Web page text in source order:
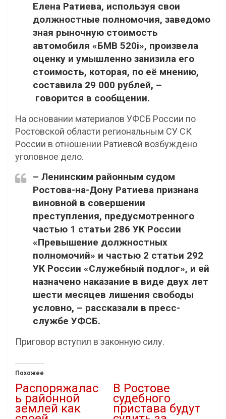
Елена Ратиева, используя свои
должностные полномочия, заведомо
зная рыночную стоимость
автомобиля «БМВ 520i», произвела
оценку и умышленно занизила его
стоимость, которая, по её мнению,
составила 29 000 рублей, –
говорится в сообщении.
На основании материалов УФСБ России по
Ростовской области региональным СУ СК
России в отношении Ратиевой возбуждено
уголовное дело.
– Ленинским районным судом
Ростова-на-Дону Ратиева признана
виновной в совершении
преступления, предусмотренного
частью 1 статьи 286 УК России
«Превышение должностных
полномочий» и частью 2 статьи 292
УК России «Служебный подлог», и ей
назначено наказание в виде двух лет
шести месяцев лишения свободы
условно, – рассказали в пресс-
службе УФСБ.
Приговор вступил в законную силу.
Похожее
Распоряжалас
ь районной
землей как
В Ростове
судебного
пристава будут